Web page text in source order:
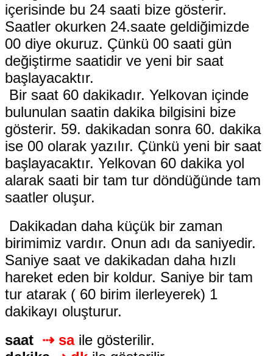
içerisinde bu 24 saati bize gösterir.
Saatler okurken 24.saate geldiğimizde
00 diye okuruz. Çünkü 00 saati gün
değiştirme saatidir ve yeni bir saat
başlayacaktır.
bulunulan saatin dakika bilgisini bize
gösterir. 59. dakikadan sonra 60. dakika
ise 00 olarak yazılır. Çünkü yeni bir saat
başlayacaktır. Yelkovan 60 dakika yol
alarak saati bir tam tur döndüğünde tam
saatler oluşur.
birimimiz vardır. Onun adı da saniyedir.
Saniye saat ve dakikadan daha hızlı
hareket eden bir koldur. Saniye bir tam
tur atarak ( 60 birim ilerleyerek) 1
dakikayı oluşturur.
saat ⇢ sa ile gösterilir.